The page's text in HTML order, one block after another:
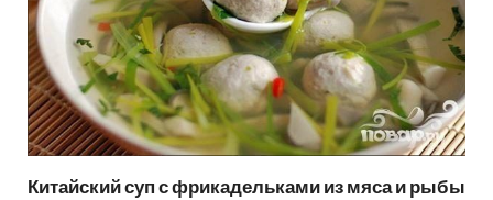
Китайский суп с фрикадельками из мяса и рыбы